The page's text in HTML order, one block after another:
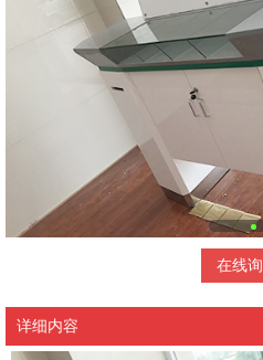
在线
详细内容